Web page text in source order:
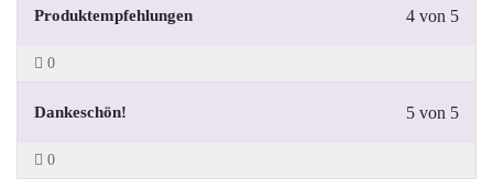
4 von 5
Produktempfehlungen
0
5 von 5
Dankeschön!
0